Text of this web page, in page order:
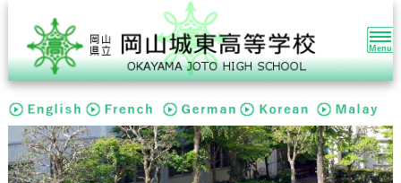
で
ス
キ
ッ
プ